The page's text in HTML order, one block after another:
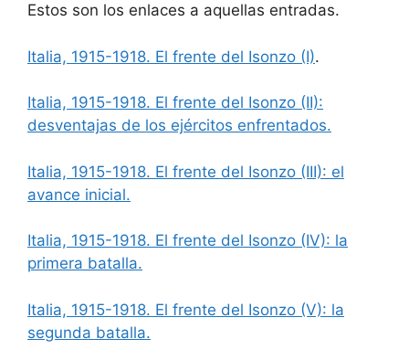
Estos son los enlaces a aquellas entradas.
Italia, 1915-1918. El frente del Isonzo (I).
Italia, 1915-1918. El frente del Isonzo (II):
desventajas de los ejércitos enfrentados.
Italia, 1915-1918. El frente del Isonzo (III): el
avance inicial.
Italia, 1915-1918. El frente del Isonzo (IV): la
primera batalla.
Italia, 1915-1918. El frente del Isonzo (V): la
segunda batalla.